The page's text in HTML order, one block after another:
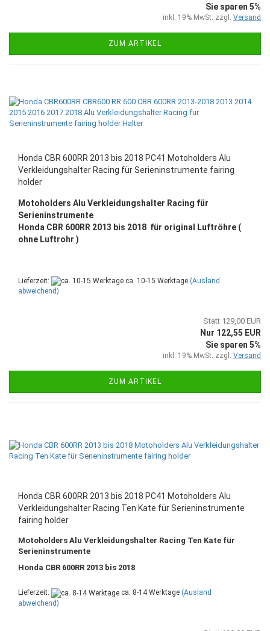
Sie sparen 5%
inkl. 19% MwSt. zzgl. Versand
ZUM ARTIKEL
Honda CBR 600RR 2013 bis 2018 PC41 Motoholders Alu
Verkleidungshalter Racing für Serieninstrumente fairing
holder
Motoholders Alu Verkleidungshalter Racing für
Serieninstrumente
Honda CBR 600RR 2013 bis 2018 für original Luftröhre (
ohne Luftrohr )
Lieferzeit: ca. 10-15 Werktage (Ausland
abweichend)
Statt 129,00 EUR
Nur 122,55 EUR
Sie sparen 5%
inkl. 19% MwSt. zzgl. Versand
ZUM ARTIKEL
Honda CBR 600RR 2013 bis 2018 PC41 Motoholders Alu
Verkleidungshalter Racing Ten Kate für Serieninstrumente
fairing holder
Motoholders Alu Verkleidungshalter Racing Ten Kate für
Serieninstrumente
Honda CBR 600RR 2013 bis 2018
Lieferzeit: ca. 8-14 Werktage (Ausland
abweichend)